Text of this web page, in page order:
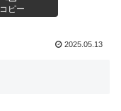
コピー
2025.05.13